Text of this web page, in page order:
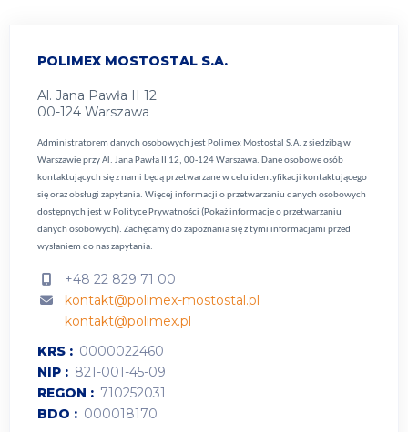
POLIMEX MOSTOSTAL S.A.
Al. Jana Pawła II 12
00-124 Warszawa
Administratorem danych osobowych jest Polimex Mostostal S.A. z siedzibą w
Warszawie przy Al. Jana Pawła II 12, 00-124 Warszawa. Dane osobowe osób
kontaktujących się z nami będą przetwarzane w celu identyfikacji kontaktującego
się oraz obsługi zapytania. Więcej informacji o przetwarzaniu danych osobowych
dostępnych jest w Polityce Prywatności (Pokaż informacje o przetwarzaniu
danych osobowych). Zachęcamy do zapoznania się z tymi informacjami przed
wysłaniem do nas zapytania.
+48 22 829 71 00
kontakt@polimex-mostostal.pl
kontakt@polimex.pl
KRS
0000022460
NIP
821-001-45-09
REGON
710252031
BDO
000018170